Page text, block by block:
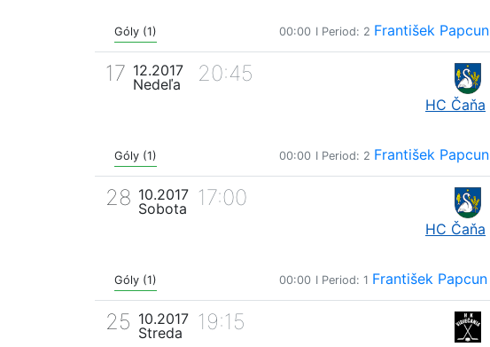
Góly (1) 00:00 I Period: 2 František Papcun
17 12.2017
Nedeľa
20:45
HC Čaňa
Góly (1) 00:00 I Period: 2 František Papcun
28 10.2017
Sobota
17:00
HC Čaňa
Góly (1) 00:00 I Period: 1 František Papcun
25 10.2017
Streda
19:15